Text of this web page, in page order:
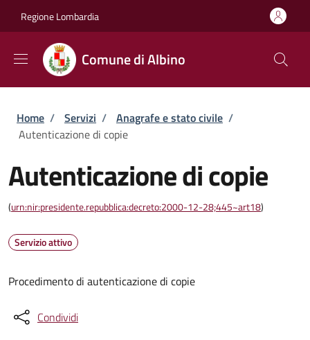
Regione Lombardia
Comune di Albino
Briciole di pane
Home / Servizi / Anagrafe e stato civile /
Autenticazione di copie
Autenticazione di copie
(urn:nir:presidente.repubblica:decreto:2000-12-28;445~art18)
Servizio attivo
Procedimento di autenticazione di copie
Condividi